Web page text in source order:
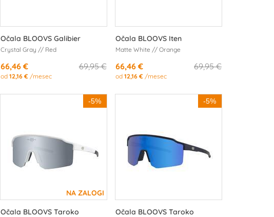
Očala BLOOVS Galibier
Crystal Gray // Red
69,95 €
66,46 €
od12,16 € /mesec
Očala BLOOVS Iten
Matte White // Orange
69,95 €
66,46 €
od12,16 € /mesec
-5%
Očala BLOOVS Taroko
-5%
Očala BLOOVS Taroko